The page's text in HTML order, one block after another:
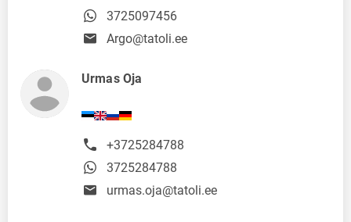
3725097456
Argo@tatoli.ee
Urmas Oja
+3725284788
3725284788
urmas.oja@tatoli.ee